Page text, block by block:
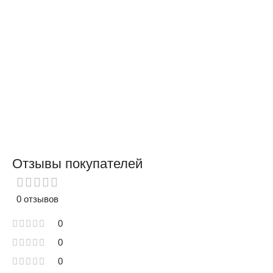
Отзывы покупателей
0 отзывов
0
0
0